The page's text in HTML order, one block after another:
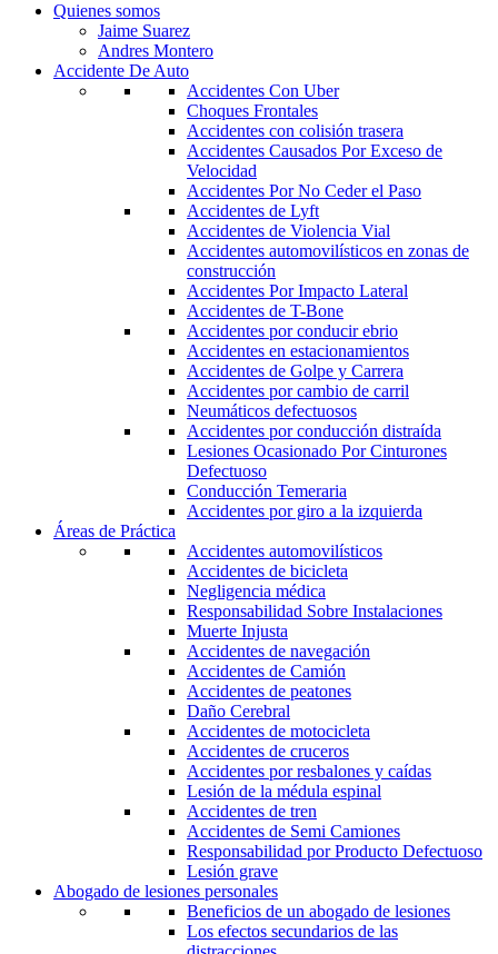
Quienes somos
Jaime Suarez
Andres Montero
Accidente De Auto
Accidentes Con Uber
Choques Frontales
Accidentes con colisión trasera
Accidentes Causados Por Exceso de
Velocidad
Accidentes Por No Ceder el Paso
Accidentes de Lyft
Accidentes de Violencia Vial
Accidentes automovilísticos en zonas de
construcción
Accidentes Por Impacto Lateral
Accidentes de T-Bone
Accidentes por conducir ebrio
Accidentes en estacionamientos
Accidentes de Golpe y Carrera
Accidentes por cambio de carril
Neumáticos defectuosos
Accidentes por conducción distraída
Lesiones Ocasionado Por Cinturones
Defectuoso
Conducción Temeraria
Accidentes por giro a la izquierda
Áreas de Práctica
Accidentes automovilísticos
Accidentes de bicicleta
Negligencia médica
Responsabilidad Sobre Instalaciones
Muerte Injusta
Accidentes de navegación
Accidentes de Camión
Accidentes de peatones
Daño Cerebral
Accidentes de motocicleta
Accidentes de cruceros
Accidentes por resbalones y caídas
Lesión de la médula espinal
Accidentes de tren
Accidentes de Semi Camiones
Responsabilidad por Producto Defectuoso
Lesión grave
Abogado de lesiones personales
Beneficios de un abogado de lesiones
Los efectos secundarios de las